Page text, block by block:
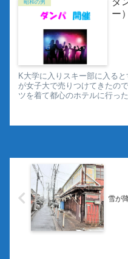
昭和の男
ー
K大学に入りスキー部に入る
が女子大で売りつけてきたの
ツを着て都心のホテルに行っ
雪が